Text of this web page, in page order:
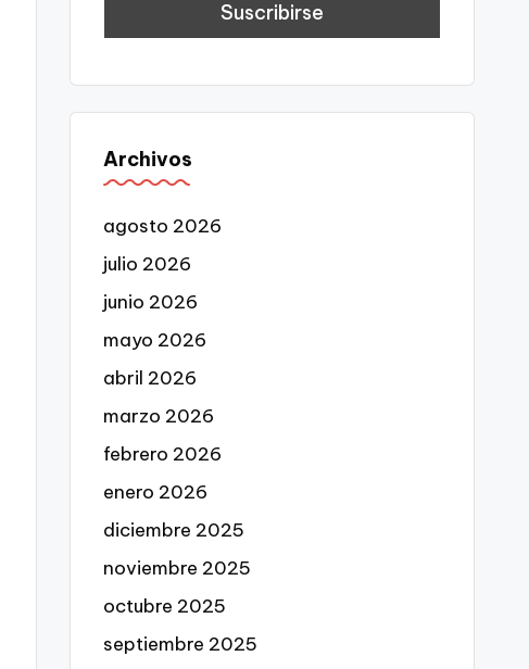
Archivos
agosto 2026
julio 2026
junio 2026
mayo 2026
abril 2026
marzo 2026
febrero 2026
enero 2026
diciembre 2025
noviembre 2025
octubre 2025
septiembre 2025